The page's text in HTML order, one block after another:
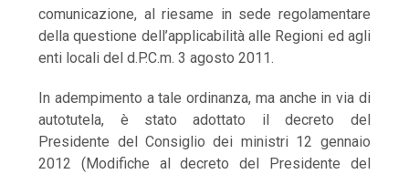
comunicazione, al riesame in sede regolamentare
della questione dell’applicabilità alle Regioni ed agli
enti locali del d.P.C.m. 3 agosto 2011.
In adempimento a tale ordinanza, ma anche in via di
autotutela, è stato adottato il decreto del
Presidente del Consiglio dei ministri 12 gennaio
2012 (Modifiche al decreto del Presidente del